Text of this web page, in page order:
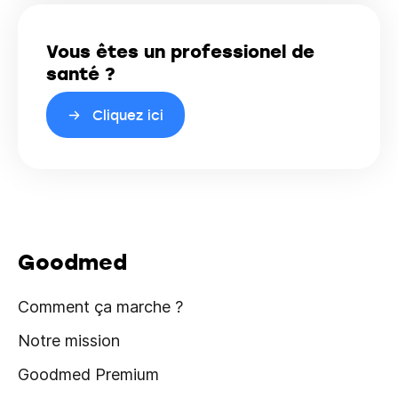
Vous êtes un professionel de
santé ?
Cliquez ici
Goodmed
Comment ça marche ?
Notre mission
Goodmed Premium